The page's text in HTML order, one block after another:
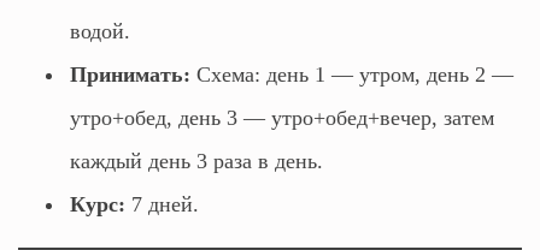
водой.
Принимать: Схема: день 1 — утром, день 2 —
утро+обед, день 3 — утро+обед+вечер, затем
каждый день 3 раза в день.
Курс: 7 дней.